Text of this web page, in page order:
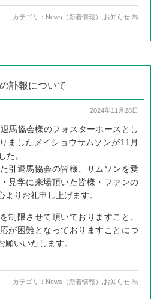
カテゴリ： News（新着情報） お知らせ 馬
訃報について
2024年11月28日
馬協会様のフォスターホースとし
ましたメイショウサムソンが11月
た。
引退馬協会の皆様、サムソンを愛
見学に来場頂いた皆様・ファンの
りお礼申し上げます。
制限させて頂いておりますこと、
が困難となっておりますことにつ
いいたします。
カテゴリ： News（新着情報） お知らせ 馬